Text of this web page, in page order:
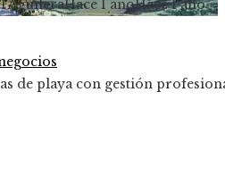
AguileraHace 1 añoHace 1 año
de playa con gestión